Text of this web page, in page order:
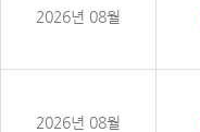
2026년 08월
2026년 08월